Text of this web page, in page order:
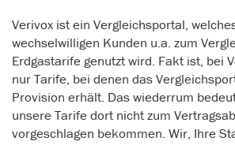
Verivox ist ein Vergleichsportal,
wechselwilligen Kunden u.a. zum
Erdgastarife genutzt wird. Fakt ist, bei
nur Tarife, bei denen das
Provision erhält. Das wiederrum
unsere Tarife dort nicht zum
vorgeschlagen bekommen. Wir, Ihre